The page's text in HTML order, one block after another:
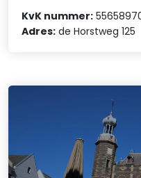
KvK nummer:
Adres: de Horstweg 125